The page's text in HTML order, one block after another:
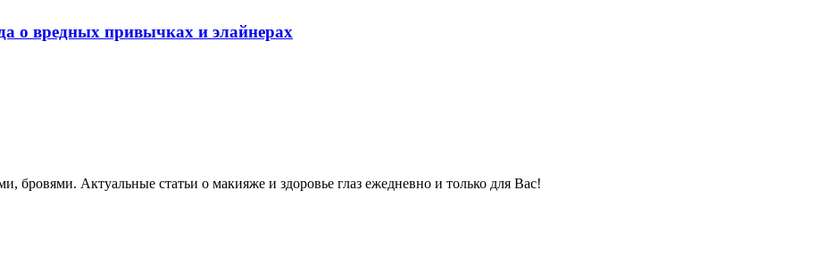
о вредных привычках и элайнерах
бровями. Актуальные статьи о макияже и здоровье глаз ежедневно и только для Вас!